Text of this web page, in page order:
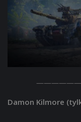
Damon Kilmore